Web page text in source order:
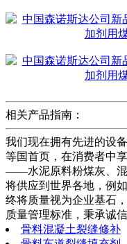
相关产品指南：
我们现在拥有先进的设
等国首页，在消费者中
——水泥原料粉煤灰、
将供应到世界各地，例
终将质量视为企业基石
质量管理标准，秉承诚
骨料混凝土裂缝修补